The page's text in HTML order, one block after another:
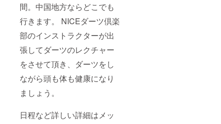
間。中国地方ならどこでも
行きます。 NICEダーツ倶楽
部のインストラクターが出
張してダーツのレクチャー
をさせて頂き、ダーツをし
ながら頭も体も健康になり
ましょう。
日程など詳しい詳細はメッ